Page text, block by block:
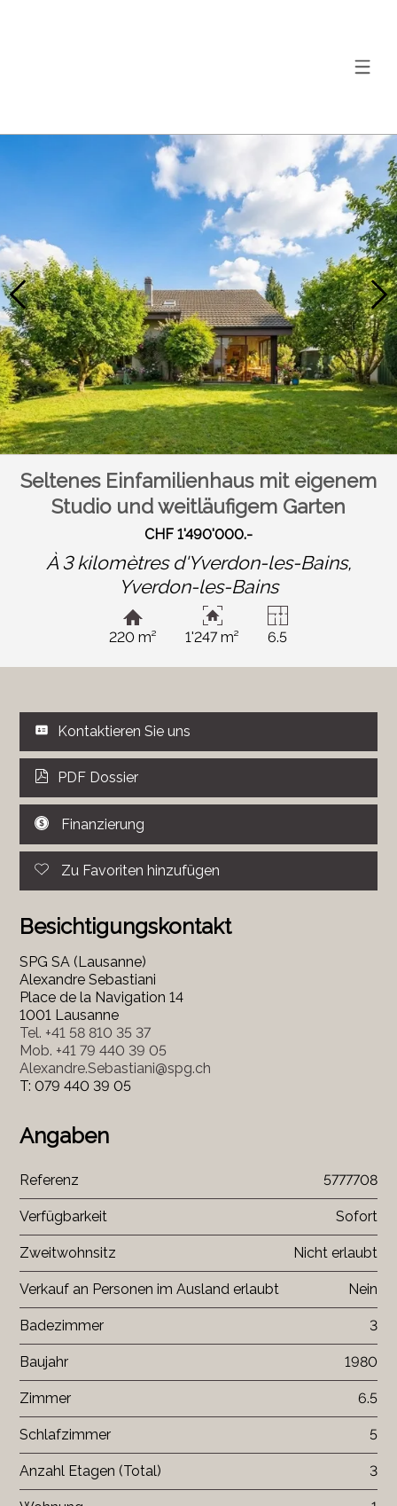
Seltenes Einfamilienhaus mit eigenem
Studio und weitläufigem Garten
CHF 1'490'000.-
À 3 kilomètres d'Yverdon-les-Bains,
Yverdon-les-Bains
220 m² 1'247 m² 6.5
Kontaktieren Sie uns
PDF Dossier
Finanzierung
Zu Favoriten hinzufügen
Besichtigungskontakt
SPG SA (Lausanne)
Alexandre Sebastiani
Place de la Navigation 14
1001 Lausanne
Tel. +41 58 810 35 37
Mob. +41 79 440 39 05
Alexandre.Sebastiani@spg.ch
T: 079 440 39 05
Angaben
Referenz 5777708
Verfügbarkeit Sofort
Zweitwohnsitz Nicht erlaubt
Verkauf an Personen im Ausland erlaubt Nein
Badezimmer 3
Baujahr 1980
Zimmer 6.5
Schlafzimmer 5
Anzahl Etagen (Total) 3